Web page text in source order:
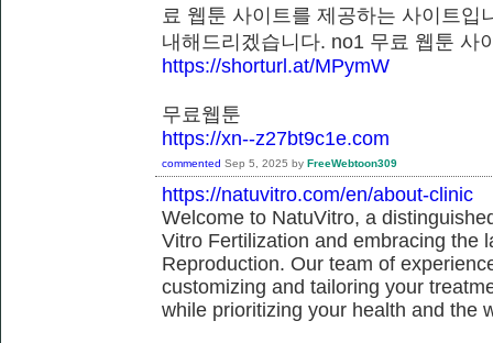
료 웹툰 사이트를 제공하는 사이트
내해드리겠습니다. no1 무료 웹툰
https://shorturl.at/MPymW
무료웹툰
https://xn--z27bt9c1e.com
commented Sep 5, 2025 by FreeWebtoon309
https://natuvitro.com/en/about-clinic
Welcome to NatuVitro, a
Vitro Fertilization and embracing the
Reproduction. Our team of
customizing and tailoring your
while prioritizing your health and the